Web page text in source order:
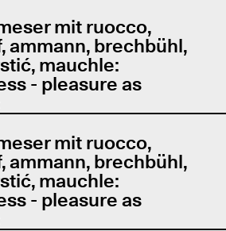
mit ruocco,
ammann, brechbühl,
mauchle:
- pleasure as
mit ruocco,
ammann, brechbühl,
mauchle:
- pleasure as